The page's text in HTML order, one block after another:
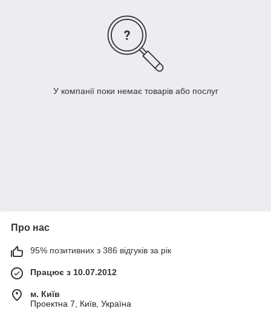
У компанії поки немає товарів або послуг
Про нас
95% позитивних з 386 відгуків за рік
Працює з 10.07.2012
м. Київ
Проектна 7, Київ, Україна